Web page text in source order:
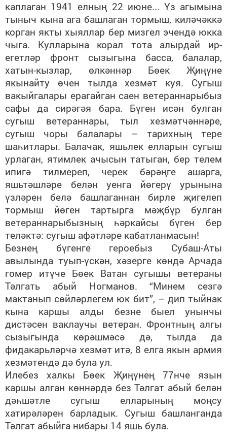
каплаган 1941 елның 22 июне... Үз агымына
тыныч кына ага башлаган тормыш, киләчәккә
корган якты хыяллар бер мизгел эчендә юкка
чыга. Кулларына корал тота алырдай ир-
егетләр фронт сызыгына басса, балалар,
хатын-кызлар, өлкәннәр Бөек Җиңүне
якынайту өчен тылда хезмәт куя. Сугыш
вакыйгалары ерагайган саен ветераннарыбыз
сафы да сирәгәя бара. Бүген исән булган
сугыш ветераннары, тыл хезмәтчәннәре,
сугыш чоры балалары – тарихның тере
шаһитлары. Балачак, яшьлек елларын сугыш
урлаган, ятимлек ачысын татыган, бер телем
ипигә тилмереп, черек бәрәңге ашарга,
яшьтәшләре белән уенга йөгерү урынына
үзләрен белә башлаганнан бирле җигелеп
тормыш йөген тартырга мәҗбүр булган
ветераннарыбызның һәркайсы бүген бер
теләктә: сугыш афәтләре кабатланмасын!
Безнең бүгенге героебыз Субаш-Аты
авылында туып-үскән, хәзерге көндә Арчада
гомер итүче Бөек Ватан сугышы ветераны
Тәлгать абый Ногманов. “Минем сезгә
мактанып сөйләрлегем юк бит”, – дип тыйнак
кына каршы алды безне быел унынчы
дистәсен ваклаучы ветеран. Фронтның алгы
сызыгында көрәшмәсә дә, тылда да
фидакарьләрчә хезмәт итә, 8 елга якын армия
хезмәтендә дә була ул.
Илебез халкы Бөек Җиңүнең 77нче язын
каршы алган көннәрдә без Тәлгат абый белән
дәһшәтле сугыш елларының моңсу
хатирәләрен барладык. Сугыш башланганда
Тәлгат абыйга нибары 14 яшь була.